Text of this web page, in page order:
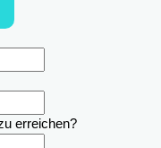
erreichen?